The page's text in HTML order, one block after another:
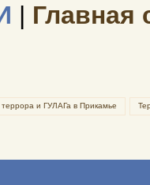
| Главная
и ГУЛАГа в Прикамье